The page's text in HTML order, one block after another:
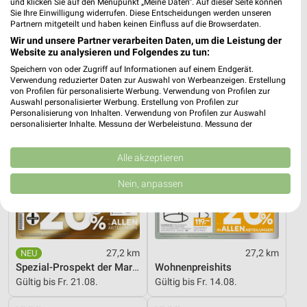
Angebote ab 06.08.
Gültig bis Mi. 12.08.
Mega Tage
Gültig bis Fr. 14.08.
XXXLutz
27,2 km
Spezial-Prospekt der Marken
Gültig bis Fr. 21.08.
XXXLutz
27,2 km
Wohnenpreishits
Gültig bis Fr. 14.08.
Sie Ihre Einwilligung widerrufen. Diese Entscheidungen werden unseren
Partnern mitgeteilt und haben keinen Einfluss auf die Browserdaten.
Wir und unsere Partner verarbeiten Daten, um die Leistung der
Website zu analysieren und Folgendes zu tun:
Speichern von oder Zugriff auf Informationen auf einem Endgerät.
Verwendung reduzierter Daten zur Auswahl von Werbeanzeigen. Erstellung
von Profilen für personalisierte Werbung. Verwendung von Profilen zur
Auswahl personalisierter Werbung. Erstellung von Profilen zur
Personalisierung von Inhalten. Verwendung von Profilen zur Auswahl
personalisierter Inhalte. Messung der Werbeleistung. Messung der
Kombinationen von Daten aus verschiedenen Quellen. Entwicklung und
Verbesserung der Angebote. Verwendung reduzierter Daten zur Auswahl
von Inhalten.
Daten können außerhalb der Europäischen Union weitergegeben und in die
Website/App.
Partnerliste anzeigen (1 IAB-Anbieter)
Wir nutzen Ihre Daten für folgende Zwecke:
IAB-Verarbeitungszwecke:
Speichern von oder Zugriff auf Informationen
Alle akzeptieren
Nein, anpassen